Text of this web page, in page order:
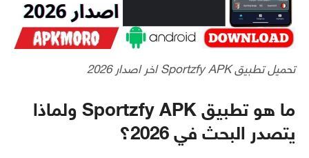
تحميل تطبيق Sportzfy APK اخر اصدار 2026
ما هو تطبيق Sportzfy APK ولماذا
يتصدر البحث في 2026؟